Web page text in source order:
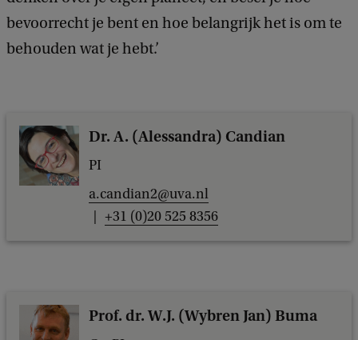
bevoorrecht je bent en hoe belangrijk het is om te
behouden wat je hebt.’
Dr. A. (Alessandra) Candian
PI
a.candian2@uva.nl
+31 (0)20 525 8356
Prof. dr. W.J. (Wybren Jan) Buma